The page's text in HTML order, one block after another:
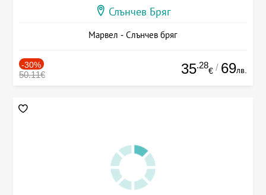
Слънчев Бряг
Марвел - Слънчев бряг
-30%
50.11€ 35.28
€ / 69лв.